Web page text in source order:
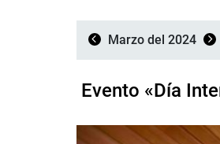
Marzo del 2024
Evento «Día